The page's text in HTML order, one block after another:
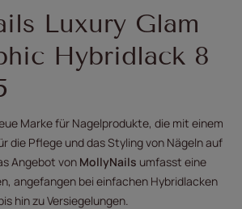
Luxury Glam
Hybridlack 8
Marke für Nagelprodukte, die mit einem
die Pflege und das Styling von Nägeln auf
Angebot von MollyNails umfasst eine
angefangen bei einfachen Hybridlacken
hin zu Versiegelungen.